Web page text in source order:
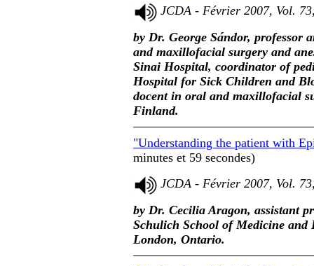
JCDA - Février 2007, Vol.
by Dr. George Sándor, professor
and maxillofacial surgery and
Sinai Hospital, coordinator of
Hospital for Sick Children and
docent in oral and maxillofacial
Finland.
"Understanding the patient with
minutes et 59 secondes)
JCDA - Février 2007, Vol.
by Dr. Cecilia Aragon, assistant
Schulich School of Medicine and
London, Ontario.